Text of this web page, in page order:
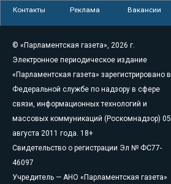
Контакты Реклама Вакансии
© «Парламентская газета», 2026 г.
Электронное периодическое издание
«Парламентская газета» зарегистрировано в
Федеральной службе по надзору в сфере
связи, информационных технологий и
массовых коммуникаций (Роскомнадзор) 05
августа 2011 года. 18+
Свидетельство о регистрации Эл № ФС77-
46097
Учредитель — АНО «Парламентская газета»